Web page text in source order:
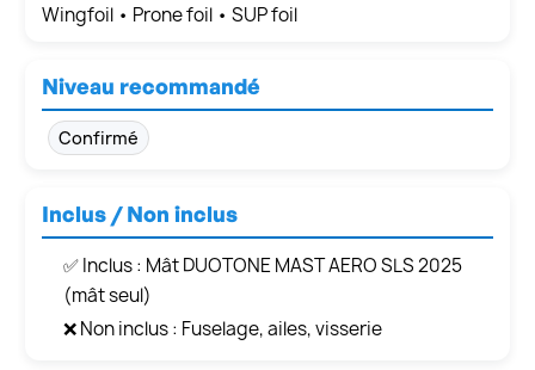
Wingfoil • Prone foil • SUP foil
Niveau recommandé
Confirmé
Inclus / Non inclus
✅ Inclus : Mât DUOTONE MAST AERO SLS 2025
(mât seul)
❌ Non inclus : Fuselage, ailes, visserie